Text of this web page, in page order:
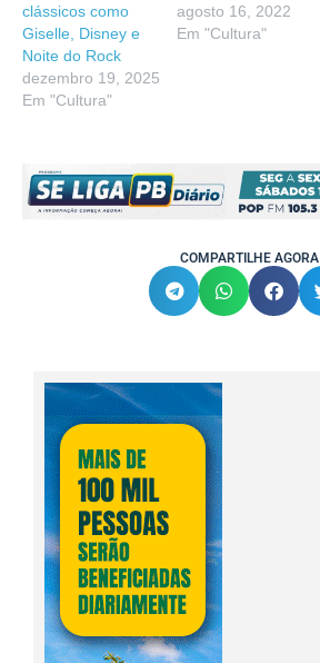
clássicos como
Giselle, Disney e
Noite do Rock
dezembro 19, 2025
Em "Cultura"
agosto 16, 2022
Em "Cultura"
COMPARTILHE AGORA